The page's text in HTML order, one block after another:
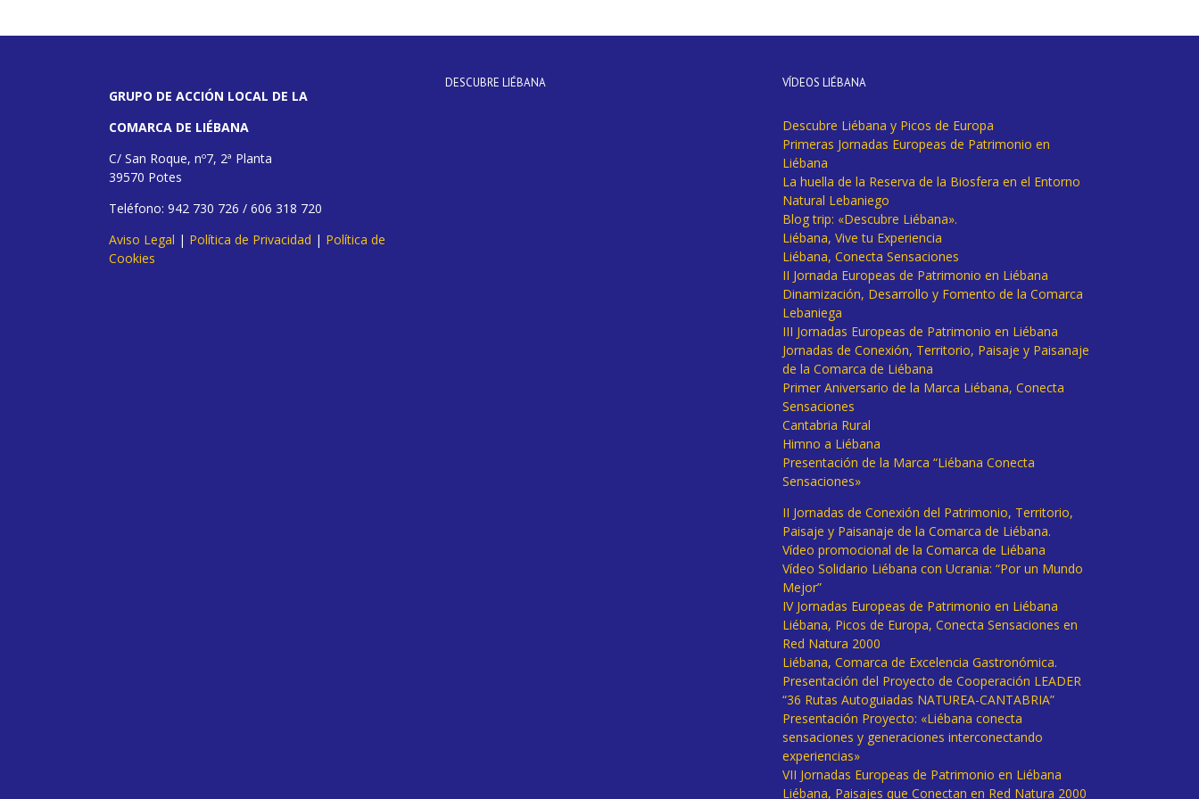
GRUPO DE ACCIÓN LOCAL DE LA
COMARCA DE LIÉBANA
C/ San Roque, nº7, 2ª Planta
39570 Potes
Teléfono: 942 730 726 / 606 318 720
Aviso Legal | Política de Privacidad | Política de
Cookies
DESCUBRE LIÉBANA VÍDEOS LIÉBANA
Descubre Liébana y Picos de Europa
Primeras Jornadas Europeas de Patrimonio en
Liébana
La huella de la Reserva de la Biosfera en el Entorno
Natural Lebaniego
Blog trip: «Descubre Liébana».
Liébana, Vive tu Experiencia
Liébana, Conecta Sensaciones
II Jornada Europeas de Patrimonio en Liébana
Dinamización, Desarrollo y Fomento de la Comarca
Lebaniega
III Jornadas Europeas de Patrimonio en Liébana
Jornadas de Conexión, Territorio, Paisaje y Paisanaje
de la Comarca de Liébana
Primer Aniversario de la Marca Liébana, Conecta
Sensaciones
Cantabria Rural
Himno a Liébana
Presentación de la Marca “Liébana Conecta
Sensaciones»
II Jornadas de Conexión del Patrimonio, Territorio,
Paisaje y Paisanaje de la Comarca de Liébana.
Vídeo promocional de la Comarca de Liébana
Vídeo Solidario Liébana con Ucrania: “Por un Mundo
Mejor”
IV Jornadas Europeas de Patrimonio en Liébana
Liébana, Picos de Europa, Conecta Sensaciones en
Red Natura 2000
Liébana, Comarca de Excelencia Gastronómica.
Presentación del Proyecto de Cooperación LEADER
“36 Rutas Autoguiadas NATUREA-CANTABRIA”
Presentación Proyecto: «Liébana conecta
sensaciones y generaciones interconectando
experiencias»
VII Jornadas Europeas de Patrimonio en Liébana
Liébana, Paisajes que Conectan en Red Natura 2000